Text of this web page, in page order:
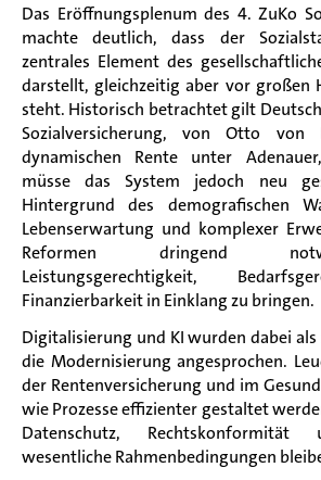
Das Eröffnungsplenum des 4. ZuKo
machte deutlich, dass der
zentrales Element des
darstellt, gleichzeitig aber vor großen
steht. Historisch betrachtet gilt
Sozialversicherung, von Otto von
dynamischen Rente unter
müsse das System jedoch neu
Hintergrund des demografischen
Lebenserwartung und komplexer
Reformen dringend
Leistungsgerechtigkeit,
Finanzierbarkeit in Einklang zu bringen.
Digitalisierung und KI wurden dabei
die Modernisierung angesprochen.
der Rentenversicherung und im
wie Prozesse effizienter gestaltet
Datenschutz, Rechtskonformität
wesentliche Rahmenbedingungen